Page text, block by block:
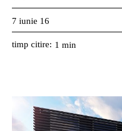
7 iunie 16
timp citire: 1 min